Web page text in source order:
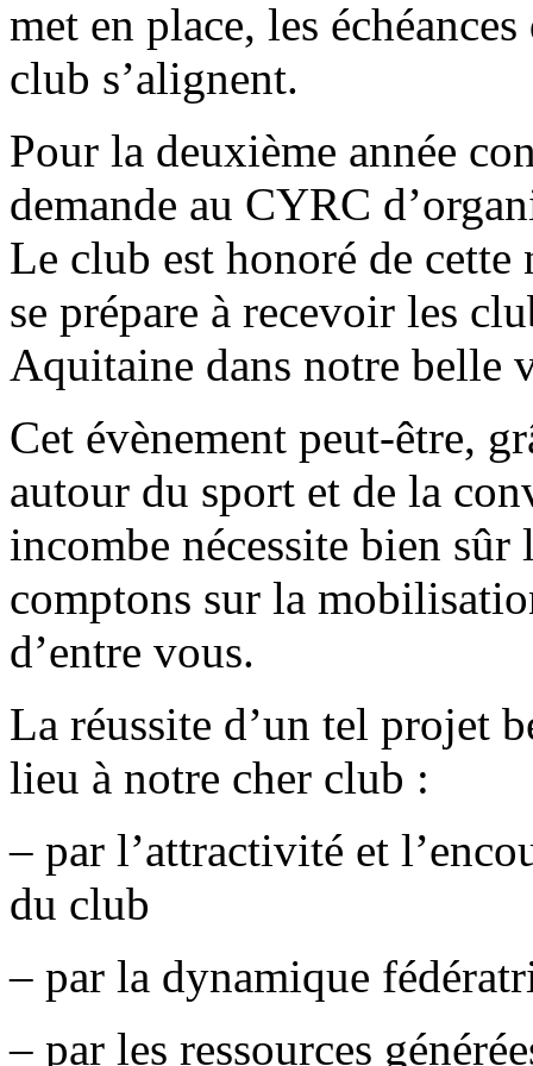
met en place, les
club s’alignent.
Pour la deuxième année
demande au CYRC
Le club est honoré de
se prépare à recevoir les
Aquitaine dans notre belle
Cet évènement peut-être,
autour du sport et de la
incombe nécessite bien
comptons sur la
d’entre vous.
La réussite d’un tel projet
lieu à notre cher club :
– par l’attractivité et
du club
– par la dynamique
– par les ressources